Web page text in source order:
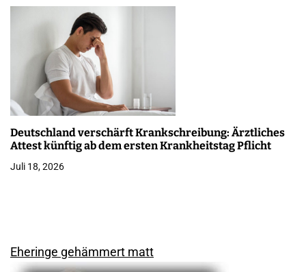
Deutschland verschärft Krankschreibung: Ärztliches
Attest künftig ab dem ersten Krankheitstag Pflicht
Juli 18, 2026
Eheringe gehämmert matt